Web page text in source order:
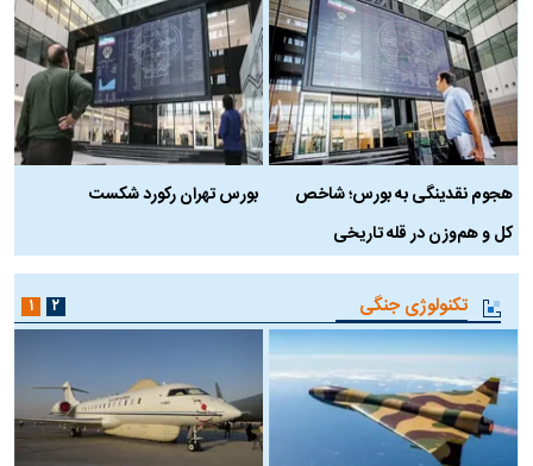
هجوم نقدینگی به بورس؛ شاخص
کل و هم‌وزن در قله تاریخی
بورس تهران رکورد شکست
تکنولوژی جنگی ۱ ۲